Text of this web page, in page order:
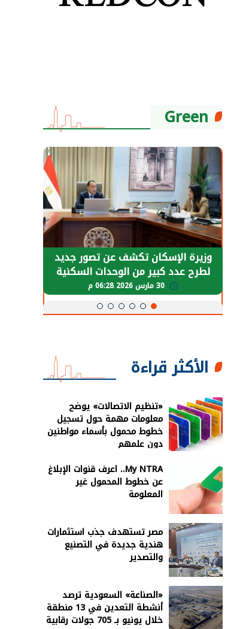
Green
وزيرة الإسكان تكشف عن تصور جديد
لطرح عدد كبير من الوحدات السكنية
بنظام الإيجار
الأكثر قراءة
«تنظيم الاتصالات» يوضح
معلومات مهمة حول تسجيل
خطوط محمول بأسماء مواطنين
دون علمهم
My NTRA.. اعرف قنوات الإبلاغ
عن خطوط المحمول غير
المعلومة
مصر تستهدف جذب استثمارات
هندية جديدة في التصنيع
والتصدير
«الصناعة» السعودية ترصد
أنشطة التعدين في 13 منطقة
خلال يونيو بـ 705 جولات رقابية